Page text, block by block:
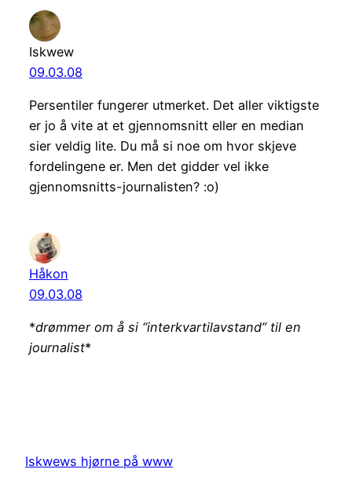
Iskwew
09.03.08
Persentiler fungerer utmerket. Det aller viktigste
er jo å vite at et gjennomsnitt eller en median
sier veldig lite. Du må si noe om hvor skjeve
fordelingene er. Men det gidder vel ikke
gjennomsnitts-journalisten? :o)
Håkon
09.03.08
*drømmer om å si “interkvartilavstand” til en
journalist*
Iskwews hjørne på www